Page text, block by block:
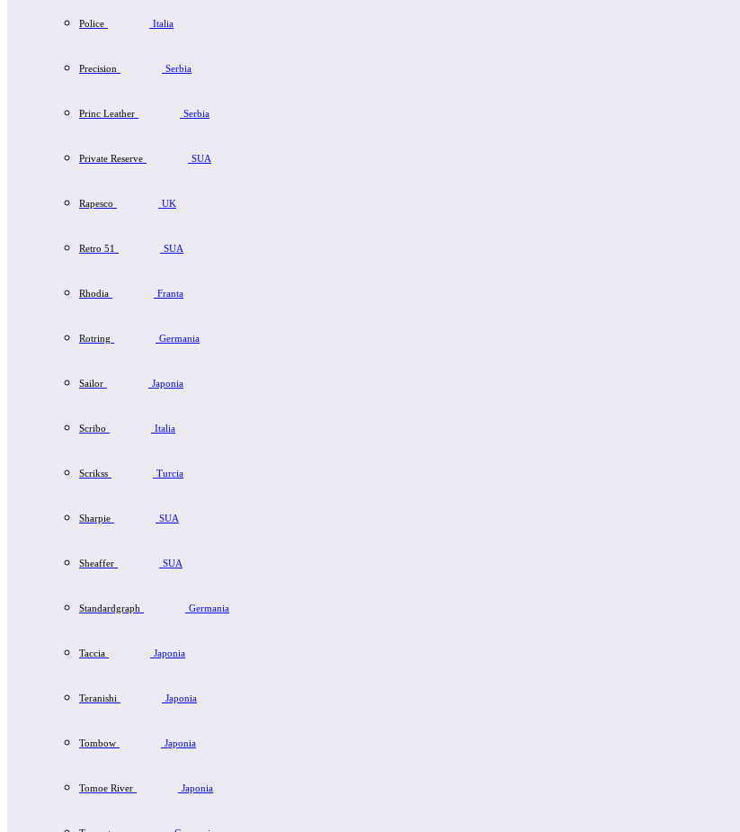
Police Italia
Precision Serbia
Princ Leather Serbia
Private Reserve SUA
Rapesco UK
Retro 51 SUA
Rhodia Franta
Rotring Germania
Sailor Japonia
Scribo Italia
Scrikss Turcia
Sharpie SUA
Sheaffer SUA
Standardgraph Germania
Taccia Japonia
Teranishi Japonia
Tombow Japonia
Tomoe River Japonia